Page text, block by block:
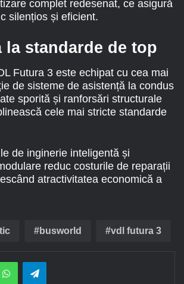
complet redesenat, ce asigură
silențios și eficient.
la standarde de top
Futura 3 este echipat cu cea mai
de sisteme de asistență la condus
sporită și ranforsări structurale
cele mai stricte standarde
de inginerie inteligentă și
reduc costurile de reparații
atractivitatea economică a
busworld vdl futura 3